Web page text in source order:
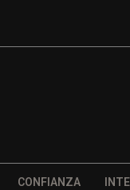
CONFIANZA